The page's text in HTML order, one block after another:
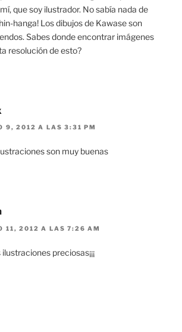
que soy ilustrador. No sabía nada de
hanga! Los dibujos de Kawase son
Sabes donde encontrar imágenes
resolución de esto?
9, 2012 A LAS 3:31 PM
son muy buenas
11, 2012 A LAS 7:26 AM
ilustraciones preciosas¡¡¡